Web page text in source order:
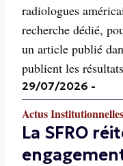
radiologues
recherche dédié,
un article publié
publient les
29/07/2026 -
Actus Institutionnelles
La SFRO